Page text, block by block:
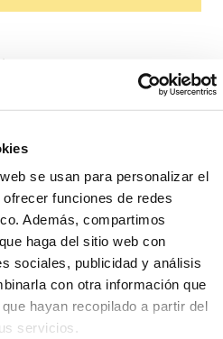
se usan para personalizar el
funciones de redes
Además, compartimos
haga del sitio web con
sociales, publicidad y análisis
con otra información que
hayan recopilado a partir del
servicios.
nuevo proyecto que
y que permite a Dasler
es proporcionar los datos
y nuestros servicios de una
Como comprobaréis,
la navegación para que
quede al alcance con un
empresa innovadora, y por
línea con la moda de
blog. Pretendemos que el
para compartir de manera
en el sector con